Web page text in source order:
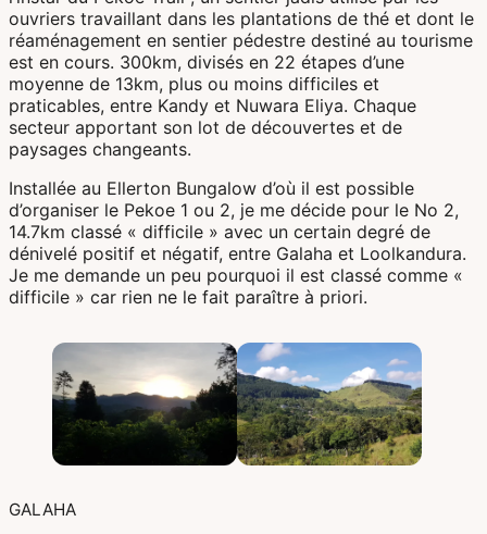
Abu Dhabi
Dubaï
Oman
Japon
Corée Du Sud
Afrique Du Sud
Botswana
Mozambique
Namibie
ouvriers travaillant dans les plantations de thé et dont le
réaménagement en sentier pédestre destiné au tourisme
est en cours. 300km, divisés en 22 étapes d’une
moyenne de 13km, plus ou moins difficiles et
praticables, entre Kandy et Nuwara Eliya. Chaque
secteur apportant son lot de découvertes et de
paysages changeants.
Installée au Ellerton Bungalow d’où il est possible
d’organiser le Pekoe 1 ou 2, je me décide pour le No 2,
14.7km classé « difficile » avec un certain degré de
dénivelé positif et négatif, entre Galaha et Loolkandura.
Je me demande un peu pourquoi il est classé comme «
difficile » car rien ne le fait paraître à priori.
GALAHA